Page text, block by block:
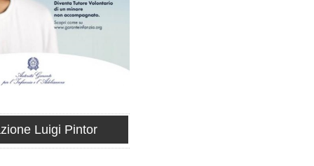
Luigi Pintor